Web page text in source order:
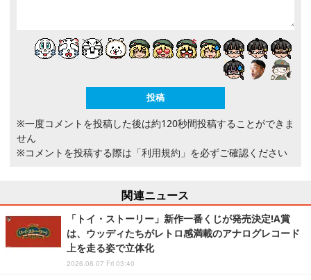
※一度コメントを投稿した後は約120秒間投稿することができま
せん
※コメントを投稿する際は 「利用規約」 を必ずご確認ください
関連ニュース
「トイ・ストーリー」新作一番くじが発売決定!A賞
は、ウッディたちがレトロ感満載のアナログレコード
上を走る姿で立体化
2026.08.07 Fri 03:40